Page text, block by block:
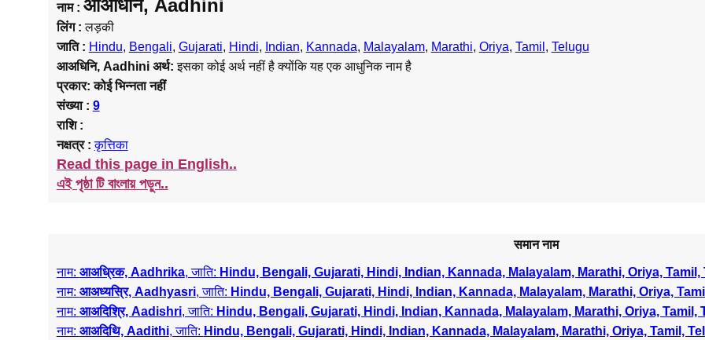
नाम : आअधिनि, Aadhini
लिंग :लड़की
जाति : Hindu, Bengali, Gujarati, Hindi, Indian, Kannada, Malayalam, Marathi, Oriya, Tamil , Telugu
आअधिनि, Aadhiniअर्थ:इसका कोई अर्थ नहीं है क्योंकि यह एक आधुनिक नाम है
प्रकार:कोई भिन्नता नहीं
संख्या : 9
राशि :
नक्षत्र :कृत्तिका
Read this page in English..
এই পৃষ্ঠা টি বাংলায় পড়ুন..
समान नाम
नाम: आअध्रिक, Aadhrika, जाति: Hindu, Bengali, Gujarati, Hindi, Indian, Kannada, Malayalam, Marathi, Oriya, Tamil,
नाम: आअध्यस्रि, Aadhyasri, जाति: Hindu, Bengali, Gujarati, Hindi, Indian, Kannada, Malayalam, Marathi, Oriya,
नाम: आअदिश्रि, Aadishri, जाति: Hindu, Bengali, Gujarati, Hindi, Indian, Kannada, Malayalam, Marathi, Oriya, Tamil,
नाम: आअदिथि, Aadithi, जाति: Hindu, Bengali, Gujarati, Hindi, Indian, Kannada, Malayalam, Marathi, Oriya, Tamil,